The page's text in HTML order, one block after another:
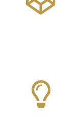
Daha fazlasını bul
Daha fazlasını bul